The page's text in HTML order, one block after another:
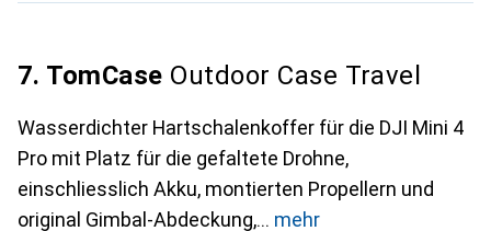
7. TomCase Outdoor Case Travel
Wasserdichter Hartschalenkoffer für die DJI Mini 4
Pro mit Platz für die gefaltete Drohne,
einschliesslich Akku, montierten Propellern und
original Gimbal-Abdeckung,
mehr